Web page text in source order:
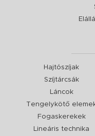
Hajtószíjak
Szíjtárcsák
Láncok
Tengelykötő
Fogaskerekek
Lineáris technika